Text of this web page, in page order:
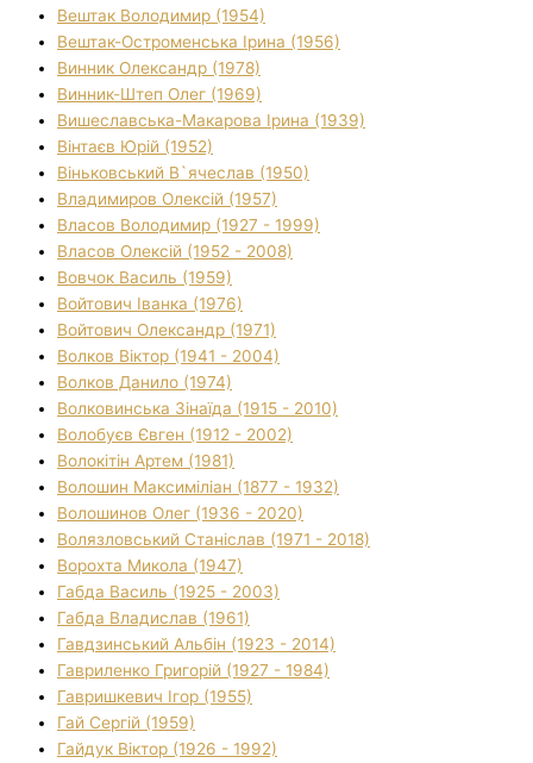
Вештак Володимир (1954)
Вештак-Остроменська Ірина (1956)
Винник Олександр (1978)
Винник-Штеп Олег (1969)
Вишеславська-Макарова Ірина (1939)
Вінтаєв Юрій (1952)
Віньковський В`ячеслав (1950)
Владимиров Олексій (1957)
Власов Володимир (1927 - 1999)
Власов Олексій (1952 - 2008)
Вовчок Василь (1959)
Войтович Іванка (1976)
Войтович Олександр (1971)
Волков Віктор (1941 - 2004)
Волков Данило (1974)
Волковинська Зінаїда (1915 - 2010)
Волобуєв Євген (1912 - 2002)
Волокітін Артем (1981)
Волошин Максиміліан (1877 - 1932)
Волошинов Олег (1936 - 2020)
Волязловський Станіслав (1971 - 2018)
Ворохта Микола (1947)
Габда Василь (1925 - 2003)
Габда Владислав (1961)
Гавдзинський Альбін (1923 - 2014)
Гавриленко Григорій (1927 - 1984)
Гавришкевич Ігор (1955)
Гай Сергій (1959)
Гайдук Віктор (1926 - 1992)